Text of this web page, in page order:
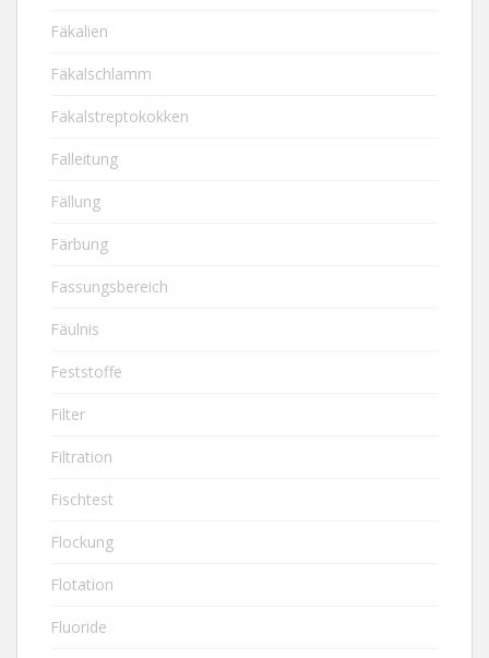
Fäkalien
Fäkalschlamm
Fäkalstreptokokken
Falleitung
Fällung
Färbung
Fassungsbereich
Fäulnis
Feststoffe
Filter
Filtration
Fischtest
Flockung
Flotation
Fluoride